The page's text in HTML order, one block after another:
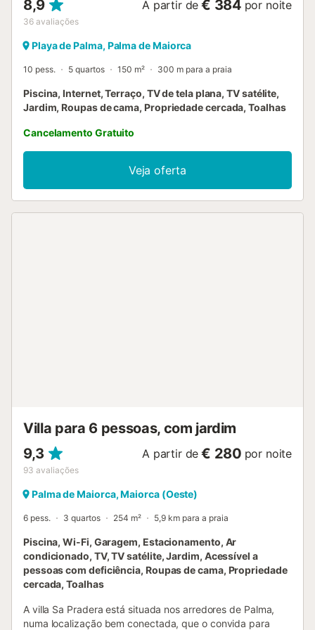
8,9
36 avaliações
A partir de € 384 por noite
Playa de Palma, Palma de Maiorca
10 pess. 5 quartos 150 m² 300 m para a praia
Piscina, Internet, Terraço, TV de tela plana, TV satélite,
Jardim, Roupas de cama, Propriedade cercada, Toalhas
Cancelamento Gratuito
Veja oferta
Villa para 6 pessoas, com jardim
9,3
93 avaliações
A partir de € 280 por noite
Palma de Maiorca, Maiorca (Oeste)
6 pess. 3 quartos 254 m² 5,9 km para a praia
Piscina, Wi-Fi, Garagem, Estacionamento, Ar
condicionado, TV, TV satélite, Jardim, Acessível a
pessoas com deficiência, Roupas de cama, Propriedade
cercada, Toalhas
A villa Sa Pradera está situada nos arredores de Palma,
numa localização bem conectada, que o convida para